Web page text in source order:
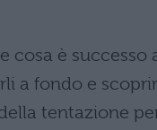
cosa è successo
a fondo e
tentazione